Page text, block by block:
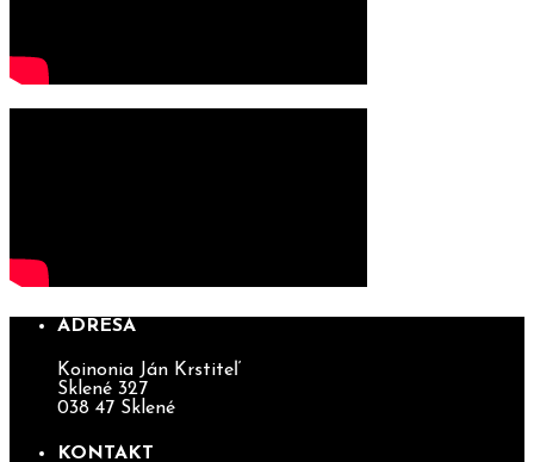
ADRESA
Koinonia Ján Krstiteľ
Sklené 327
038 47 Sklené
KONTAKT